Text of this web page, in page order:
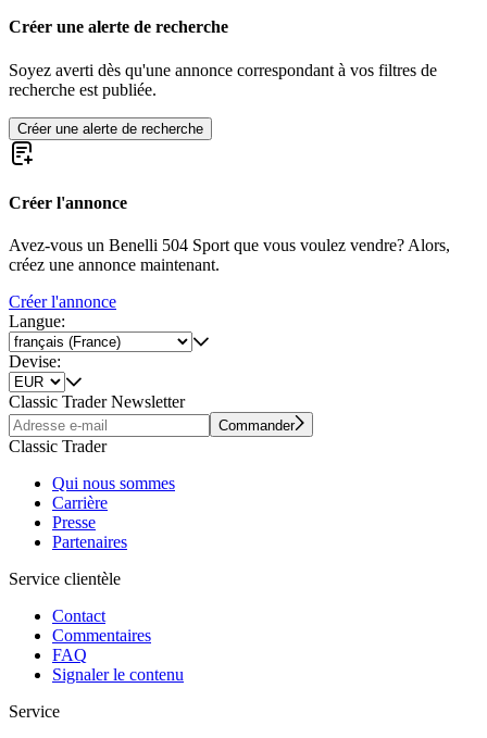
Créer une alerte de recherche
Soyez averti dès qu'une annonce correspondant à vos filtres de
recherche est publiée.
Créer une alerte de recherche
Créer l'annonce
Avez-vous un Benelli 504 Sport que vous voulez vendre? Alors,
créez une annonce maintenant.
Créer l'annonce
Langue:
Devise:
Classic Trader Newsletter
Commander
Classic Trader
Qui nous sommes
Carrière
Presse
Partenaires
Service clientèle
Contact
Commentaires
FAQ
Signaler le contenu
Service